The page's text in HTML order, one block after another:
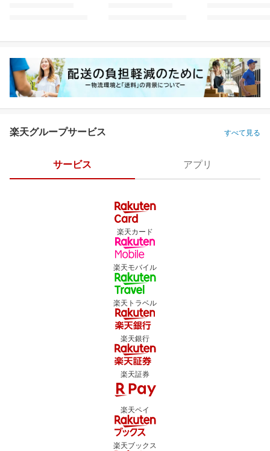
楽天グループサービス すべて見る
サービス アプリ
楽天カード
楽天モバイル
楽天トラベル
楽天銀行
楽天証券
楽天ペイ
楽天ブックス